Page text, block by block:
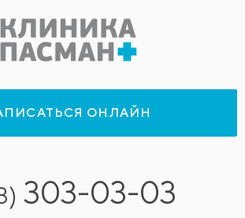
ОНЛАЙН
303-03-03